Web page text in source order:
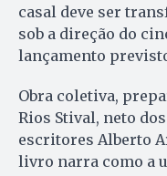
casal deve ser
sob a direção do
lançamento
Obra coletiva,
Rios Stival, neto
escritores Alberto
livro narra como a